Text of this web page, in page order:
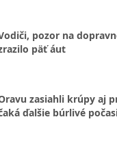
pozor na
päť áut
zasiahli krúpy aj
ďalšie búrlivé